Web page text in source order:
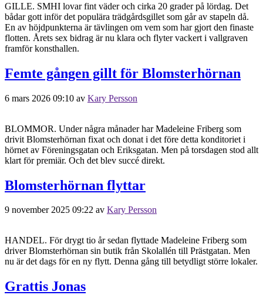
GILLE. SMHI lovar fint väder och cirka 20 grader på lördag. Det
bådar gott inför det populära trädgårdsgillet som går av stapeln då.
En av höjdpunkterna är tävlingen om vem som har gjort den finaste
flotten. Årets sex bidrag är nu klara och flyter vackert i vallgraven
framför konsthallen.
Femte gången gillt för Blomsterhörnan
6 mars 2026 09:10 av Kary Persson
BLOMMOR. Under några månader har Madeleine Friberg som
drivit Blomsterhörnan fixat och donat i det före detta konditoriet i
hörnet av Föreningsgatan och Eriksgatan. Men på torsdagen stod allt
klart för premiär. Och det blev succé direkt.
Blomsterhörnan flyttar
9 november 2025 09:22 av Kary Persson
HANDEL. För drygt tio år sedan flyttade Madeleine Friberg som
driver Blomsterhörnan sin butik från Skolallén till Prästgatan. Men
nu är det dags för en ny flytt. Denna gång till betydligt större lokaler.
Grattis Jonas